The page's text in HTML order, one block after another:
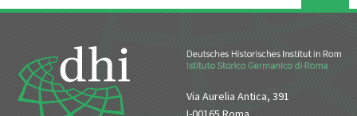
Via Aurelia Antica, 391